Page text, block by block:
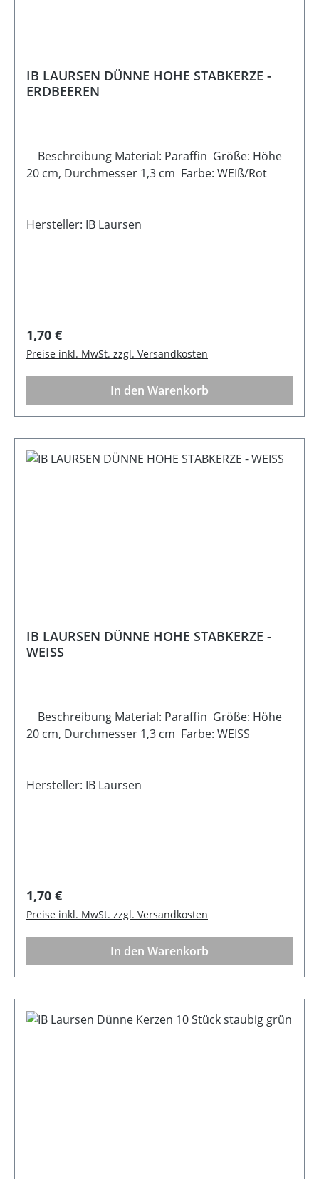
IB LAURSEN DÜNNE HOHE STABKERZE -
ERDBEEREN
Beschreibung Material: Paraffin Größe: Höhe
20 cm, Durchmesser 1,3 cm Farbe: WEIß/Rot
Hersteller: IB Laursen
Regulärer Preis:
1,70 €
Preise inkl. MwSt. zzgl. Versandkosten
In den Warenkorb
IB LAURSEN DÜNNE HOHE STABKERZE -
WEISS
Beschreibung Material: Paraffin Größe: Höhe
20 cm, Durchmesser 1,3 cm Farbe: WEISS
Hersteller: IB Laursen
Regulärer Preis:
1,70 €
Preise inkl. MwSt. zzgl. Versandkosten
In den Warenkorb